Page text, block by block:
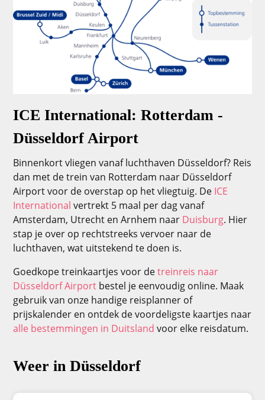
ICE International: Rotterdam -
Düsseldorf Airport
Binnenkort vliegen vanaf luchthaven Düsseldorf? Reis
dan met de trein van Rotterdam naar Düsseldorf
Airport voor de overstap op het vliegtuig. De ICE
International vertrekt 5 maal per dag vanaf
Amsterdam, Utrecht en Arnhem naar Duisburg. Hier
stap je over op rechtstreeks vervoer naar de
luchthaven, wat uitstekend te doen is.
Goedkope treinkaartjes voor detreinreis naar
Düsseldorf Airport bestel je eenvoudig online. Maak
gebruik van onze handige reisplanner of
prijskalender en ontdek de voordeligste kaartjes naar
alle bestemmingen in Duitsland voor elke reisdatum.
Weer in Düsseldorf